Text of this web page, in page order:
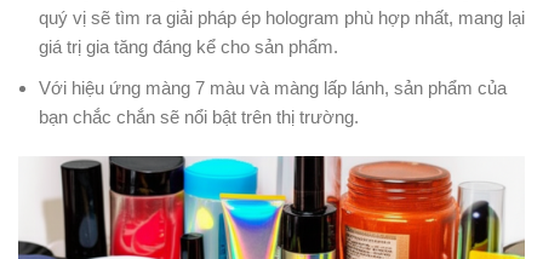
quý vị sẽ tìm ra giải pháp ép hologram phù hợp nhất, mang lại
giá trị gia tăng đáng kể cho sản phẩm.
Với hiệu ứng màng 7 màu và màng lấp lánh, sản phẩm của
bạn chắc chắn sẽ nổi bật trên thị trường.